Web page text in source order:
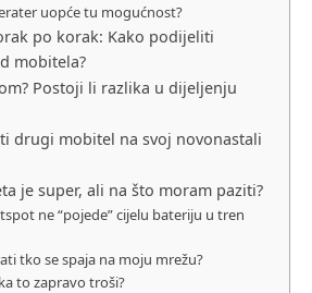
uopće tu mogućnost?
po korak: Kako podijeliti
mobitela?
Postoji li razlika u dijeljenju
drugi mobitel na svoj novonastali
je super, ali na što moram paziti?
ne “pojede” cijelu bateriju u tren
tko se spaja na moju mrežu?
to zapravo troši?